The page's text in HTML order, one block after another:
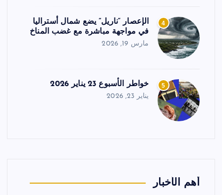
4
الإعصار “ناريل” يضع شمال أستراليا
في مواجهة مباشرة مع غضب المناخ
مارس 19, 2026
5 خواطر الأسبوع 23 يناير 2026
يناير 23, 2026
أهم الأخبار